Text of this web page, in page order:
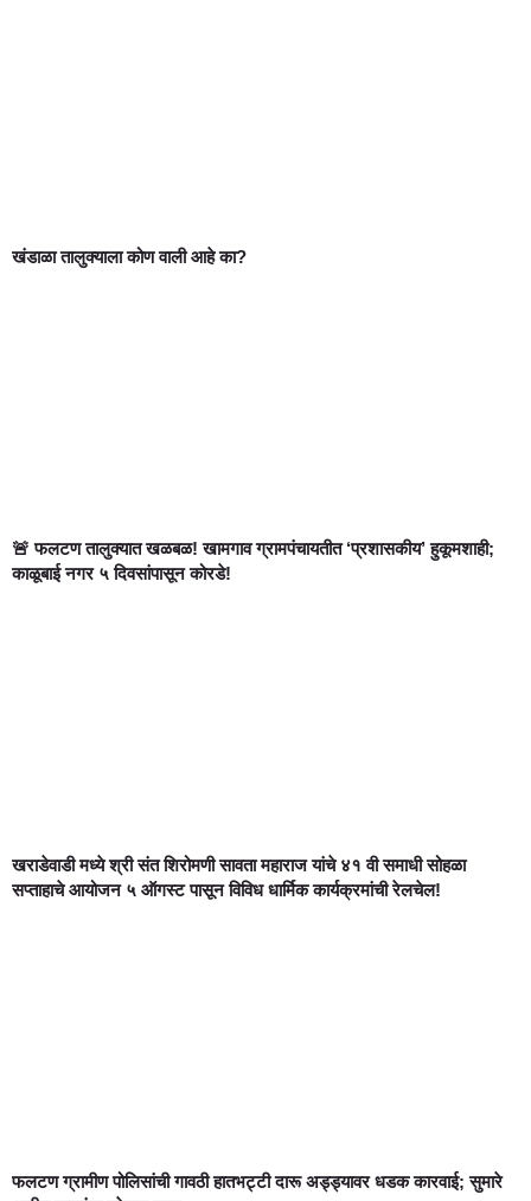
खंडाळा तालुक्याला कोण वाली आहे का?
🚨 फलटण तालुक्यात खळबळ! खामगाव ग्रामपंचायतीत ‘प्रशासकीय’ हुकूमशाही;
काळूबाई नगर ५ दिवसांपासून कोरडे!
खराडेवाडी मध्ये श्री संत शिरोमणी सावता महाराज यांचे ४१ वी समाधी सोहळा
सप्ताहाचे आयोजन ५ ऑगस्ट पासून विविध धार्मिक कार्यक्रमांची रेलचेल!
फलटण ग्रामीण पोलिसांची गावठी हातभट्टी दारू अड्ड्यावर धडक कारवाई; सुमारे